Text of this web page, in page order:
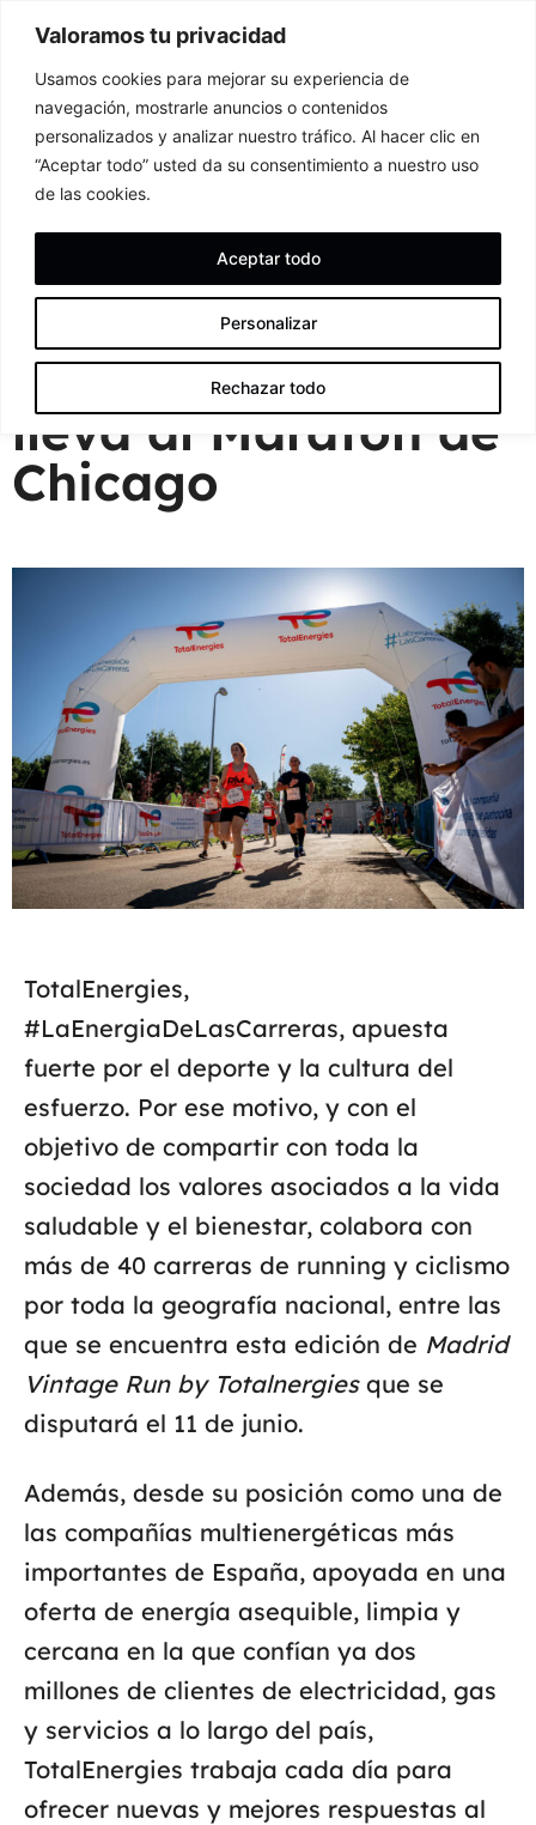
Valoramos tu privacidad
Usamos cookies para mejorar su experiencia de
navegación, mostrarle anuncios o contenidos
personalizados y analizar nuestro tráfico. Al hacer clic en
“Aceptar todo” usted da su consentimiento a nuestro uso
de las cookies.
Personalizar
Rechazar todo
Aceptar todo
TotalEnergies te
lleva al Maratón de
Chicago
TotalEnergies,
#LaEnergiaDeLasCarreras, apuesta
fuerte por el deporte y la cultura del
esfuerzo. Por ese motivo, y con el
objetivo de compartir con toda la
sociedad los valores asociados a la vida
saludable y el bienestar, colabora con
más de 40 carreras de running y ciclismo
por toda la geografía nacional, entre las
que se encuentra esta edición de Madrid
Vintage Run by Totalnergiesque se
disputará el 11 de junio.
Además, desde su posición como una de
las compañías multienergéticas más
importantes de España, apoyada en una
oferta de energía asequible, limpia y
cercana en la que confían ya dos
millones de clientes de electricidad, gas
y servicios a lo largo del país,
TotalEnergies trabaja cada día para
ofrecer nuevas y mejores respuestas al